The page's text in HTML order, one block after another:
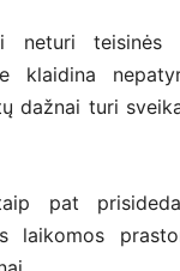
neturi teisinės
klaidina
dažnai turi
pat
laikomos